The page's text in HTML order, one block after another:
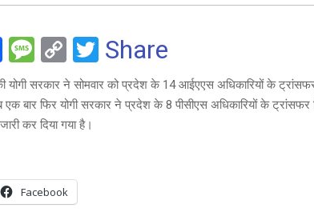
F
a
ce
b
o
k
M
es
s
a
e
C
o
py
Li
k
T
wi
tt
Share
योगी सरकार ने सोमवार को प्रदेश के 14 आईएएस अधिकारियों के
बार फिर योगी सरकार ने प्रदेश के 8 पीसीएस अधिकारियों के
कर दिया गया है।
Facebook